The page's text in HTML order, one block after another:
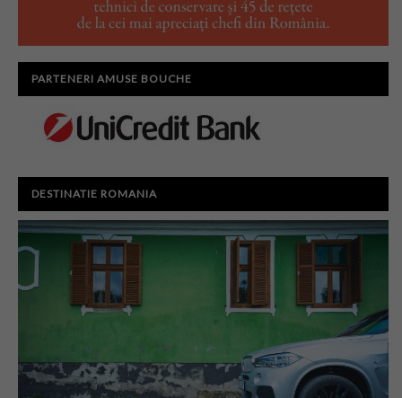
PARTENERI AMUSE BOUCHE
DESTINATIE ROMANIA